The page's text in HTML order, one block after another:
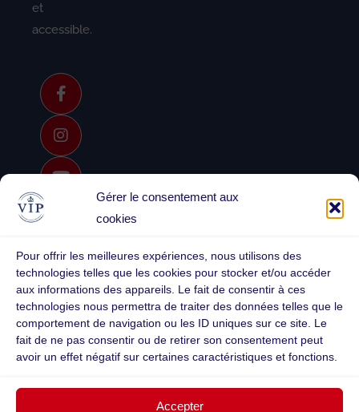
Gérer le consentement aux
cookies
Pour offrir les meilleures expériences, nous utilisons des
technologies telles que les cookies pour stocker et/ou accéder
aux informations des appareils. Le fait de consentir à ces
technologies nous permettra de traiter des données telles que le
comportement de navigation ou les ID uniques sur ce site. Le
fait de ne pas consentir ou de retirer son consentement peut
avoir un effet négatif sur certaines caractéristiques et fonctions.
Accepter
et
accessible.
PackWeb
Laisse ton
avis
Rejoint-nous
et reçois nos
astuces et
actualités
S'ABONNER